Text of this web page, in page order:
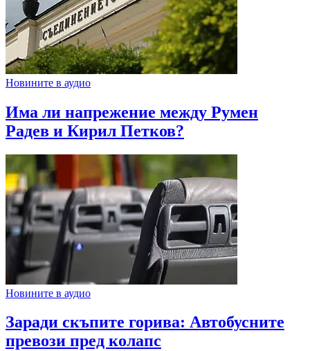
Новините в аудио
Има ли напрежение между Румен
Радев и Кирил Петков?
Новините в аудио
Заради скъпите горива: Автобусните
превози пред колапс